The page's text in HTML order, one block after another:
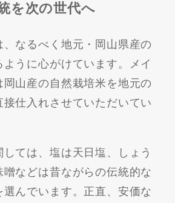
を次の世代へ
なるべく地元・岡山県産の
ように心がけています。メイ
岡山産の自然栽培米を地元の
接仕入れさせていただいてい
しては、塩は天日塩、しょう
噌などは昔ながらの伝統的な
んでいます。正直、安価な